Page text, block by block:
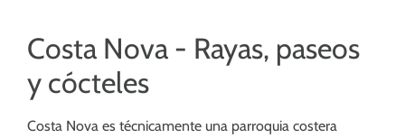
Costa Nova - Rayas, paseos
y cócteles
Costa Nova es técnicamente una parroquia costera